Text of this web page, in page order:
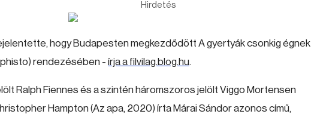
Hirdetés
hogy Budapesten megkezdődött A gyertyák csonkig égnek
rendezésében - írja a filvilag.blog.hu.
Ralph Fiennes és a szintén háromszoros jelölt Viggo Mortensen
Hampton (Az apa, 2020) írta Márai Sándor azonos című,